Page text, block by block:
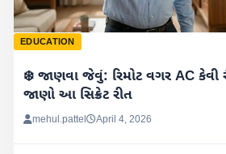
EDUCATION
❄️ જાણવા જેવું: રિમોટ વગર AC કેવી
જાણો આ સિક્રેટ રીત
mehul.pattel April 4, 2026